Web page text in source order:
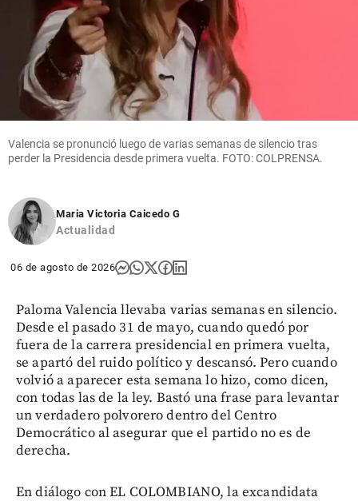
Valencia se pronunció luego de varias semanas de silencio tras
perder la Presidencia desde primera vuelta. FOTO: COLPRENSA.
Maria Victoria Caicedo G
Actualidad
06 de agosto de 2026
Paloma Valencia llevaba varias semanas en silencio.
Desde el pasado 31 de mayo, cuando quedó por
fuera de la carrera presidencial en primera vuelta,
se apartó del ruido político y descansó. Pero cuando
volvió a aparecer esta semana lo hizo, como dicen,
con todas las de la ley. Bastó una frase para levantar
un verdadero polvorero dentro del Centro
Democrático al asegurar que el partido no es de
derecha.
En diálogo con EL COLOMBIANO, la excandidata